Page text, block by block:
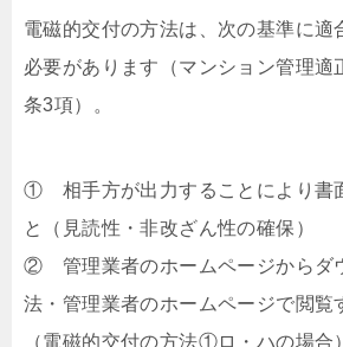
電磁的交付の方法は、次の基準に適
必要があります（マンション管理適
条3項）。
① 相手方が出力することにより書
と（見読性・非改ざん性の確保）
② 管理業者のホームページからダ
法・管理業者のホームページで閲覧
（電磁的交付の方法①ロ・ハの場合